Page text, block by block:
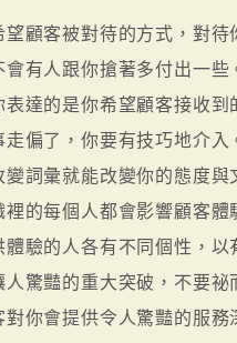
望顧客被對待的方式，對
會有人跟你搶著多付出一
表達的是你希望顧客接收到
走偏了，你要有技巧地介入
變詞彙就能改變你的態度與
裡的每個人都會影響顧客
體驗的人各有不同個性，
人驚豔的重大突破，不要祕
對你會提供令人驚豔的服務